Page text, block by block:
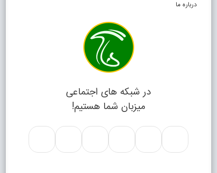
درباره ما
در شبکه های اجتماعی
میزبان شما هستیم!